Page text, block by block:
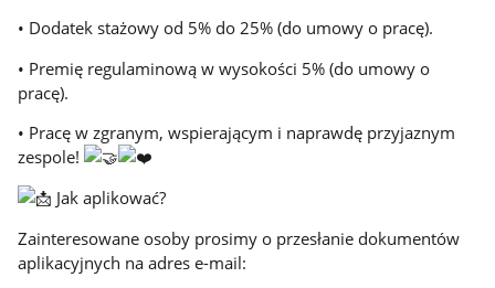
• Dodatek stażowy od 5% do 25% (do umowy o pracę).
• Premię regulaminową w wysokości 5% (do umowy o
pracę).
• Pracę w zgranym, wspierającym i naprawdę przyjaznym
zespole!
Jak aplikować?
Zainteresowane osoby prosimy o przesłanie dokumentów
aplikacyjnych na adres e-mail: